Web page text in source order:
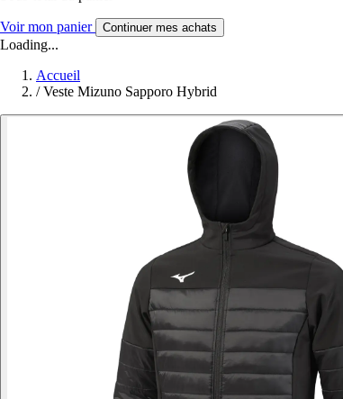
Voir mon panier Continuer mes achats
Loading...
Accueil
/ Veste Mizuno Sapporo Hybrid